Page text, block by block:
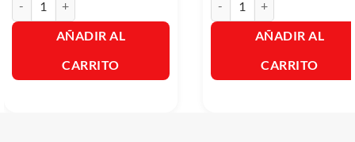
AÑADIR AL
CARRITO
AÑADIR AL
CARRITO